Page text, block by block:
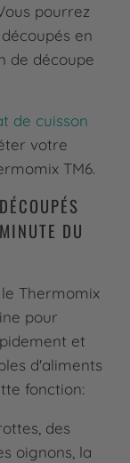
pourrez
en
de découpe
de cuisson
votre
TM6.
DU
Thermomix
pour
et
d'aliments
fonction:
des
oignons, la